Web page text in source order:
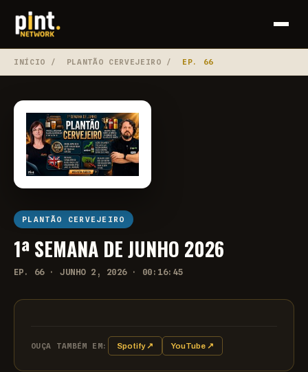
INÍCIO / PLANTÃO CERVEJEIRO / EP. 66
PLANTÃO CERVEJEIRO
1ª SEMANA DE JUNHO 2026
EP. 66 · JUNHO 2, 2026 · 00:16:45
OUÇA TAMBÉM EM: Spotify ↗ YouTube ↗